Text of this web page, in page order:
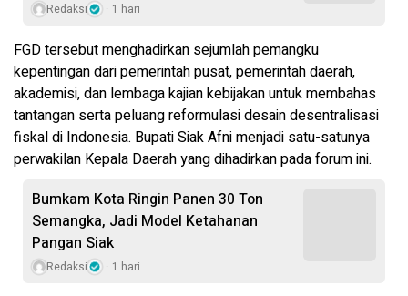
Redaksi 1 hari
FGD tersebut menghadirkan sejumlah pemangku
kepentingan dari pemerintah pusat, pemerintah daerah,
akademisi, dan lembaga kajian kebijakan untuk membahas
tantangan serta peluang reformulasi desain desentralisasi
fiskal di Indonesia. Bupati Siak Afni menjadi satu-satunya
perwakilan Kepala Daerah yang dihadirkan pada forum ini.
Bumkam Kota Ringin Panen 30 Ton
Semangka, Jadi Model Ketahanan
Pangan Siak
Redaksi 1 hari